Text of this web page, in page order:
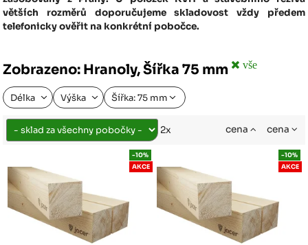
větších rozměrů doporučujeme skladovost vždy předem
telefonicky ověřit na konkrétní pobočce.
Zobrazeno: Hranoly, Šířka 75 mm vše
Délka Výška Šířka: 75 mm
2x cena cena
-10%
AKCE
-10%
AKCE